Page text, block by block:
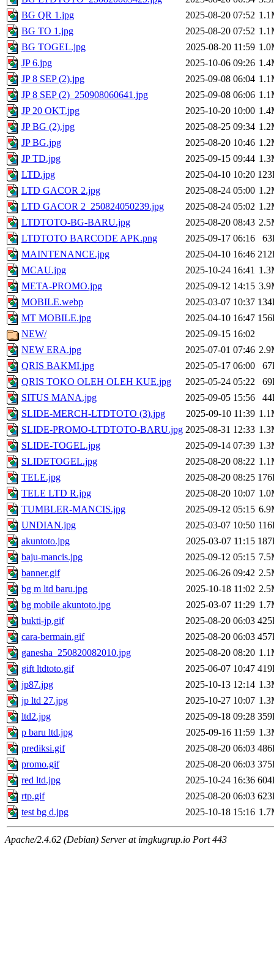
BG QR 1.jpg
2025-08-20 07:52
BG TO 1.jpg
2025-08-20 07:52
BG TOGEL.jpg
2025-08-20 11:59
JP 6.jpg
2025-10-06 09:26
JP 8 SEP (2).jpg
2025-09-08 06:04
JP 8 SEP (2)_250908060641.jpg
2025-09-08 06:06
JP 20 OKT.jpg
2025-10-20 10:00
JP BG (2).jpg
2025-08-25 09:34
JP BG.jpg
2025-08-20 10:46
JP TD.jpg
2025-09-15 09:44
LTD.jpg
2025-04-10 10:20
LTD GACOR 2.jpg
2025-08-24 05:00
LTD GACOR 2_250824050239.jpg
2025-08-24 05:02
LTDTOTO-BG-BARU.jpg
2025-08-20 08:43
LTDTOTO BARCODE APK.png
2025-09-17 06:16
MAINTENANCE.jpg
2025-04-10 16:46
MCAU.jpg
2025-10-24 16:41
META-PROMO.jpg
2025-09-12 14:15
MOBILE.webp
2025-03-07 10:37
MT MOBILE.jpg
2025-04-10 16:47
NEW/
2025-09-15 16:02
NEW ERA.jpg
2025-07-01 07:46
QRIS BAKMI.jpg
2025-05-17 06:00
QRIS TOKO OLEH OLEH KUE.jpg
2025-05-24 05:22
SITUS MANA.jpg
2025-09-05 15:56
SLIDE-MERCH-LTDTOTO (3).jpg
2025-09-10 11:39
SLIDE-PROMO-LTDTOTO-BARU.jpg 2025-08-31 12:33
SLIDE-TOGEL.jpg
2025-09-14 07:39
SLIDETOGEL.jpg
2025-08-20 08:22
TELE.jpg
2025-08-20 08:25
TELE LTD R.jpg
2025-08-20 10:07
TUMBLER-MANCIS.jpg
2025-09-12 05:15
UNDIAN.jpg
2025-03-07 10:50
akuntoto.jpg
2025-03-07 11:15
baju-mancis.jpg
2025-09-12 05:15
banner.gif
2025-06-26 09:42
bg m ltd baru.jpg
2025-10-18 11:02
bg mobile akuntoto.jpg
2025-03-07 11:29
bukti-jp.gif
2025-08-20 06:03
cara-bermain.gif
2025-08-20 06:03
ganesha_250820082010.jpg
2025-08-20 08:20
gift ltdtoto.gif
2025-06-07 10:47
jp87.jpg
2025-10-13 12:14
jp ltd 27.jpg
2025-10-27 10:07
ltd2.jpg
2025-09-18 09:28
p baru ltd.jpg
2025-09-16 11:59
prediksi.gif
2025-08-20 06:03
promo.gif
2025-08-20 06:03
red ltd.jpg
2025-10-24 16:36
rtp.gif
2025-08-20 06:03
test bg d.jpg
2025-10-18 15:16
Apache/2.4.62 (Debian) Server at imgkugrup.io Port 443